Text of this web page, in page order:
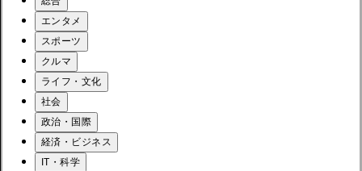
エンタメ
スポーツ
クルマ
ライフ・文化
社会
政治・国際
経済・ビジネス
IT・科学